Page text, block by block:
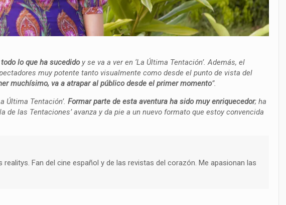
lo que ha sucedidoy se va a ver en ‘La Última Tentación’. Además, el
muy potente tanto visualmente como desde el punto de vista del
muchísimo, va a atrapar al público desde el primer momento”.
Última Tentación’.Formar parte de esta aventura ha sido muy enriquecedor; ha
las Tentaciones’ avanza y da pie a un nuevo formato que estoy convencida
Fan del cine español y de las revistas del corazón. Me apasionan las